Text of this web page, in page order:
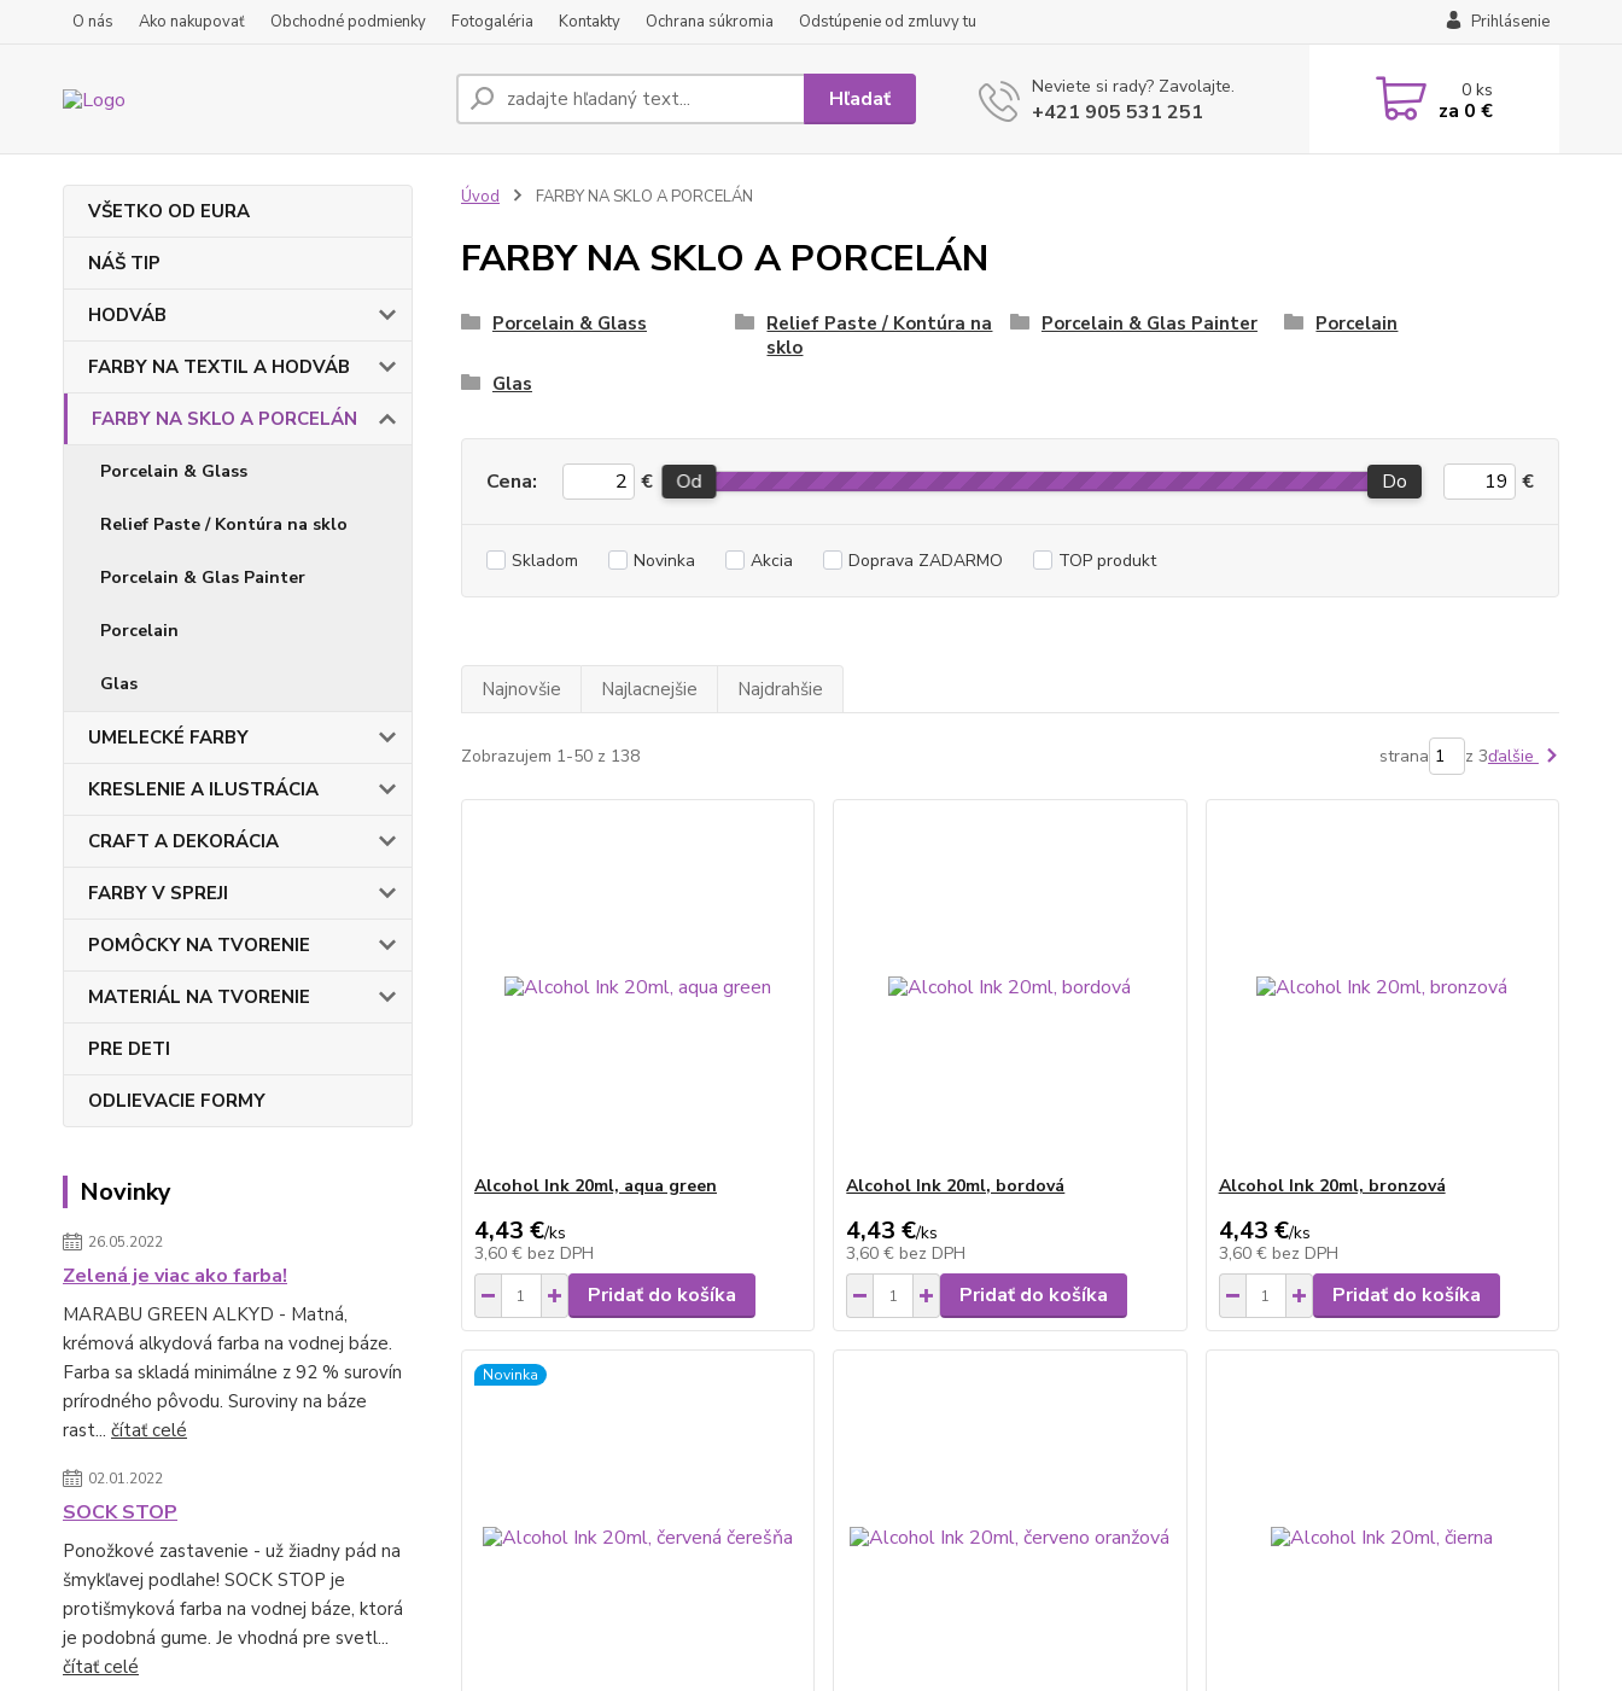
O nás Ako nakupovať Obchodné podmienky Fotogaléria Kontakty Ochrana súkromia Odstúpenie od zmluvy tu Prihlásenie
Hľadať Neviete si rady? Zavolajte.
+421 905 531 251
0ks
za 0 €
VŠETKO OD EURA
NÁŠ TIP
HODVÁB
FARBY NA TEXTIL A HODVÁB
FARBY NA SKLO A PORCELÁN
Porcelain & Glass
Relief Paste / Kontúra na sklo
Porcelain & Glas Painter
Porcelain
Glas
UMELECKÉ FARBY
KRESLENIE A ILUSTRÁCIA
CRAFT A DEKORÁCIA
FARBY V SPREJI
POMÔCKY NA TVORENIE
MATERIÁL NA TVORENIE
PRE DETI
ODLIEVACIE FORMY
Novinky
26.05.2022
Zelená je viac ako farba!
MARABU GREEN ALKYD - Matná,
krémová alkydová farba na vodnej báze.
Farba sa skladá minimálne z 92 % surovín
prírodného pôvodu. Suroviny na báze
rast... čítať celé
02.01.2022
SOCK STOP
Ponožkové zastavenie - už žiadny pád na
šmykľavej podlahe! SOCK STOP je
protišmyková farba na vodnej báze, ktorá
je podobná gume. Je vhodná pre svetl...
čítať celé
Úvod FARBY NA SKLO A PORCELÁN
FARBY NA SKLO A PORCELÁN
Porcelain & Glass
Relief Paste / Kontúra na
sklo
Porcelain & Glas Painter Porcelain
Glas
Cena: € Od Do €
Skladom Novinka Akcia Doprava ZADARMO TOP produkt
Najnovšie Najlacnejšie Najdrahšie
Zobrazujem 1-50 z 138 strana z 3ďalšie
Alcohol Ink 20ml, aqua green
4,43 €/ks
3,60 € bez DPH
Pridať do košíka
Alcohol Ink 20ml, bordová
4,43 €/ks
3,60 € bez DPH
Pridať do košíka
Alcohol Ink 20ml, bronzová
4,43 €/ks
3,60 € bez DPH
Pridať do košíka
Novinka